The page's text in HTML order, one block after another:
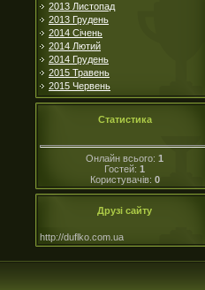
2013 Листопад
2013 Грудень
2014 Січень
2014 Лютий
2014 Грудень
2015 Травень
2015 Червень
Статистика
Онлайн всього: 1
Гостей: 1
Користувачів: 0
Друзі сайту
http://duflko.com.ua